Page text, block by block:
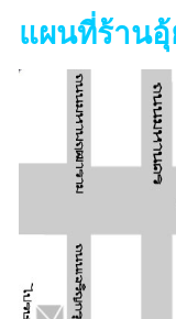
แผนที่ร้าน